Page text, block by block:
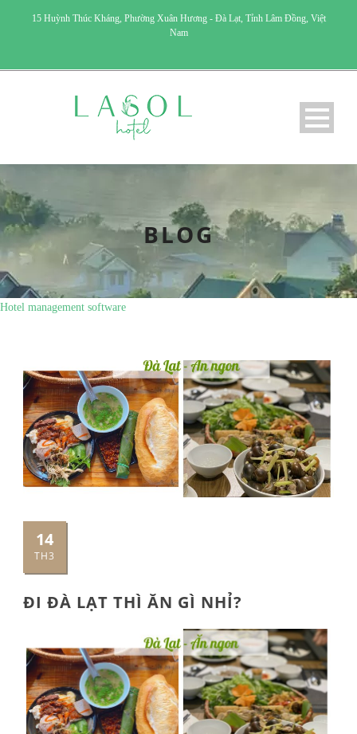
15 Huỳnh Thúc Kháng, Phường Xuân Hương - Đà Lạt, Tỉnh Lâm Đồng, Việt
Nam
BLOG
Hotel management software
14
TH3
ĐI ĐÀ LẠT THÌ ĂN GÌ NHỈ?